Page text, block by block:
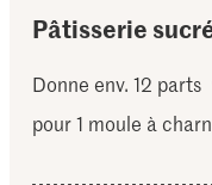
Pâtisserie
Donne env. 12 parts
pour 1 moule à